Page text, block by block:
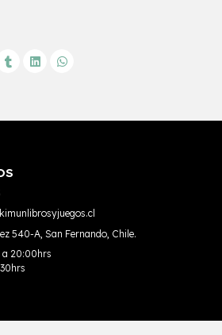
540-A, San Fernando, Chile.
a 20:00hrs